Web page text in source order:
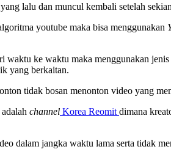
lalu dan muncul kembali setelah
youtube maka bisa menggunakan
ke waktu maka menggunakan
yang berkaitan.
tidak bosan menonton video yang
channel Korea Reomit dimana
dalam jangka waktu lama serta tidak